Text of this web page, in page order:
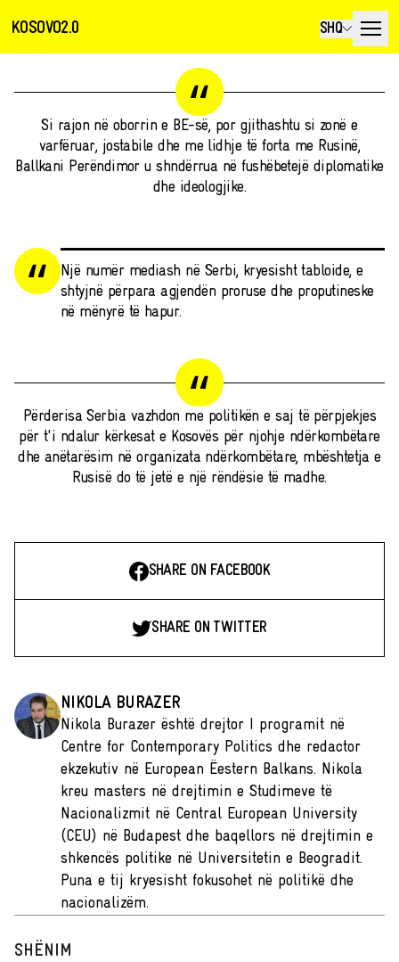
KOSOVO2.0 SHQ
Si rajon në oborrin e BE-së, por gjithashtu si zonë e
varfëruar, jostabile dhe me lidhje të forta me Rusinë,
Ballkani Perëndimor u shndërrua në fushëbetejë diplomatike
dhe ideologjike.
Një numër mediash në Serbi, kryesisht tabloide, e
shtyjnë përpara agjendën proruse dhe proputineske
në mënyrë të hapur.
Përderisa Serbia vazhdon me politikën e saj të përpjekjes
për t'i ndalur kërkesat e Kosovës për njohje ndërkombëtare
dhe anëtarësim në organizata ndërkombëtare, mbështetja e
Rusisë do të jetë e një rëndësie të madhe.
SHARE ON FACEBOOK
SHARE ON TWITTER
NIKOLA BURAZER
Nikola Burazer është drejtor I programit në
Centre for Contemporary Politics dhe redactor
ekzekutiv në European Ëestern Balkans. Nikola
kreu masters në drejtimin e Studimeve të
Nacionalizmit në Central European University
(CEU) në Budapest dhe baqellors në drejtimin e
shkencës politike në Universitetin e Beogradit.
Puna e tij kryesisht fokusohet në politikë dhe
nacionalizëm.
SHËNIM